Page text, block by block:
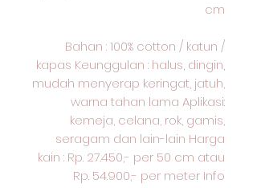
cm
Bahan : 100% cotton / katun /
kapas Keunggulan : halus, dingin,
mudah menyerap keringat, jatuh,
warna tahan lama Aplikasi:
kemeja, celana, rok, gamis,
seragam dan lain-lain Harga
kain : Rp. 27.450,- per 50 cm atau
Rp. 54.900,- per meter Info